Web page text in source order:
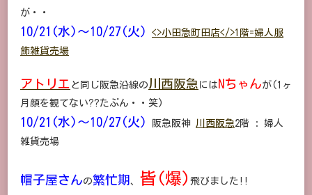
が・・
10/21(水)～10/27(火)
<>小田急町田店</>1階=婦人服
飾雑貨売場
アトリエ と同じ阪急沿線の 川西阪急 には Nちゃんが(1ヶ
月顔を観てない??たぶん・・笑)
10/21(水)～10/27(火) 阪急阪神 川西阪急2階 : 婦人
雑貨売場
帽子屋さんの繁忙期 、 皆(爆) 飛びました!!